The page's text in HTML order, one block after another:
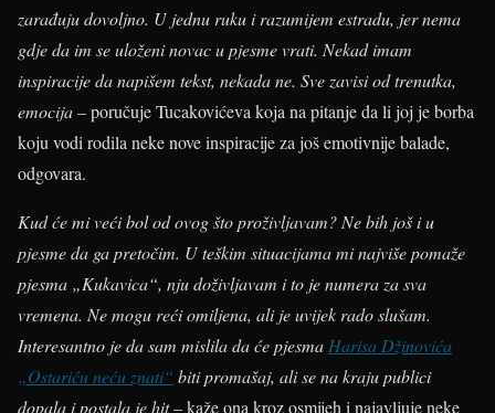
zarađuju dovoljno. U jednu ruku i razumijem estradu, jer nema
gdje da im se uloženi novac u pjesme vrati. Nekad imam
inspiracije da napišem tekst, nekada ne. Sve zavisi od trenutka,
emocija– poručuje Tucakovićeva koja na pitanje da li joj je borba
koju vodi rodila neke nove inspiracije za još emotivnije balade,
odgovara.
Kud će mi veći bol od ovog što proživljavam? Ne bih još i u
pjesme da ga pretočim. U teškim situacijama mi najviše pomaže
pjesma „Kukavica“, nju doživljavam i to je numera za sva
vremena. Ne mogu reći omiljena, ali je uvijek rado slušam.
Interesantno je da sam mislila da će pjesma Harisa Džinovića
„Ostariću neću znati“ biti promašaj, ali se na kraju publici
dopala i postala je hit– kaže ona kroz osmijeh i najavljuje neke